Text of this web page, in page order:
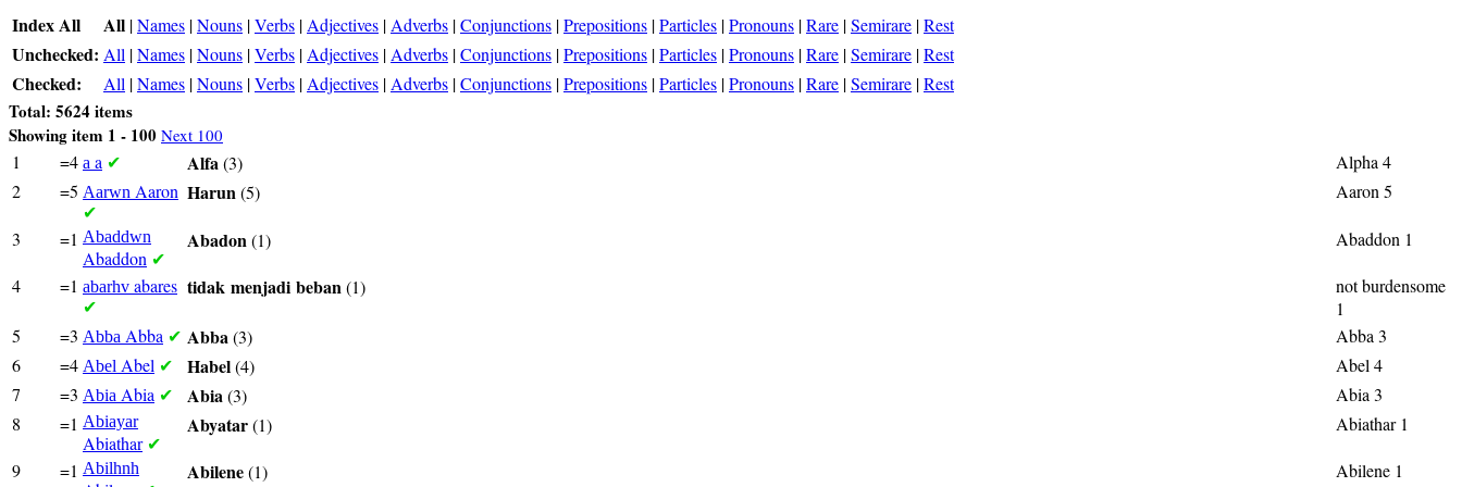
Index All All |Names |Nouns |Verbs | Adjectives | Adverbs |Conjunctions |Prepositions |Particles |Pronouns |Rare |Semirare |Rest
Unchecked: All |Names |Nouns |Verbs | Adjectives | Adverbs |Conjunctions |Prepositions |Particles |Pronouns |Rare |Semirare |Rest
Checked: All |Names |Nouns |Verbs | Adjectives | Adverbs |Conjunctions |Prepositions |Particles |Pronouns |Rare |Semirare |Rest
Total: 5624 items
Showing item 1 - 100 Next 100
1 =4 a a ✔ Alfa(3)
Alpha 4
2
=5 Aarwn Aaron
✔
Harun(5) Aaron 5
3 =1 Abaddwn
Abaddon ✔
Abadon(1) Abaddon 1
4 =1 abarhv abares
✔
tidak menjadi beban(1)
not burdensome
1
5
=3 Abba Abba ✔ Abba(3)
Abba 3
6
=4 Abel Abel ✔ Habel(4)
Abel 4
7
=3 Abia Abia ✔ Abia(3)
Abia 3
8
=1 Abiayar
Abiathar ✔
Abyatar(1) Abiathar 1
9 =1 Abilhnh Abilene(1) Abilene 1